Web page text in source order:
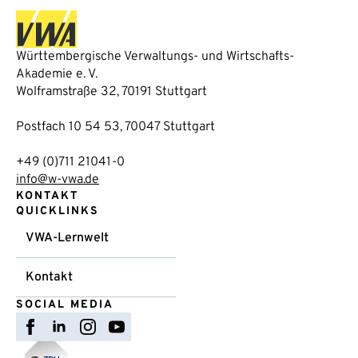
Württembergische Verwaltungs- und Wirtschafts-
Akademie e. V.
Wolframstraße 32, 70191 Stuttgart
Postfach 10 54 53, 70047 Stuttgart
+49 (0)711 21041-0
info@w-vwa.de
KONTAKT
QUICKLINKS
VWA-Lernwelt
Kontakt
SOCIAL MEDIA